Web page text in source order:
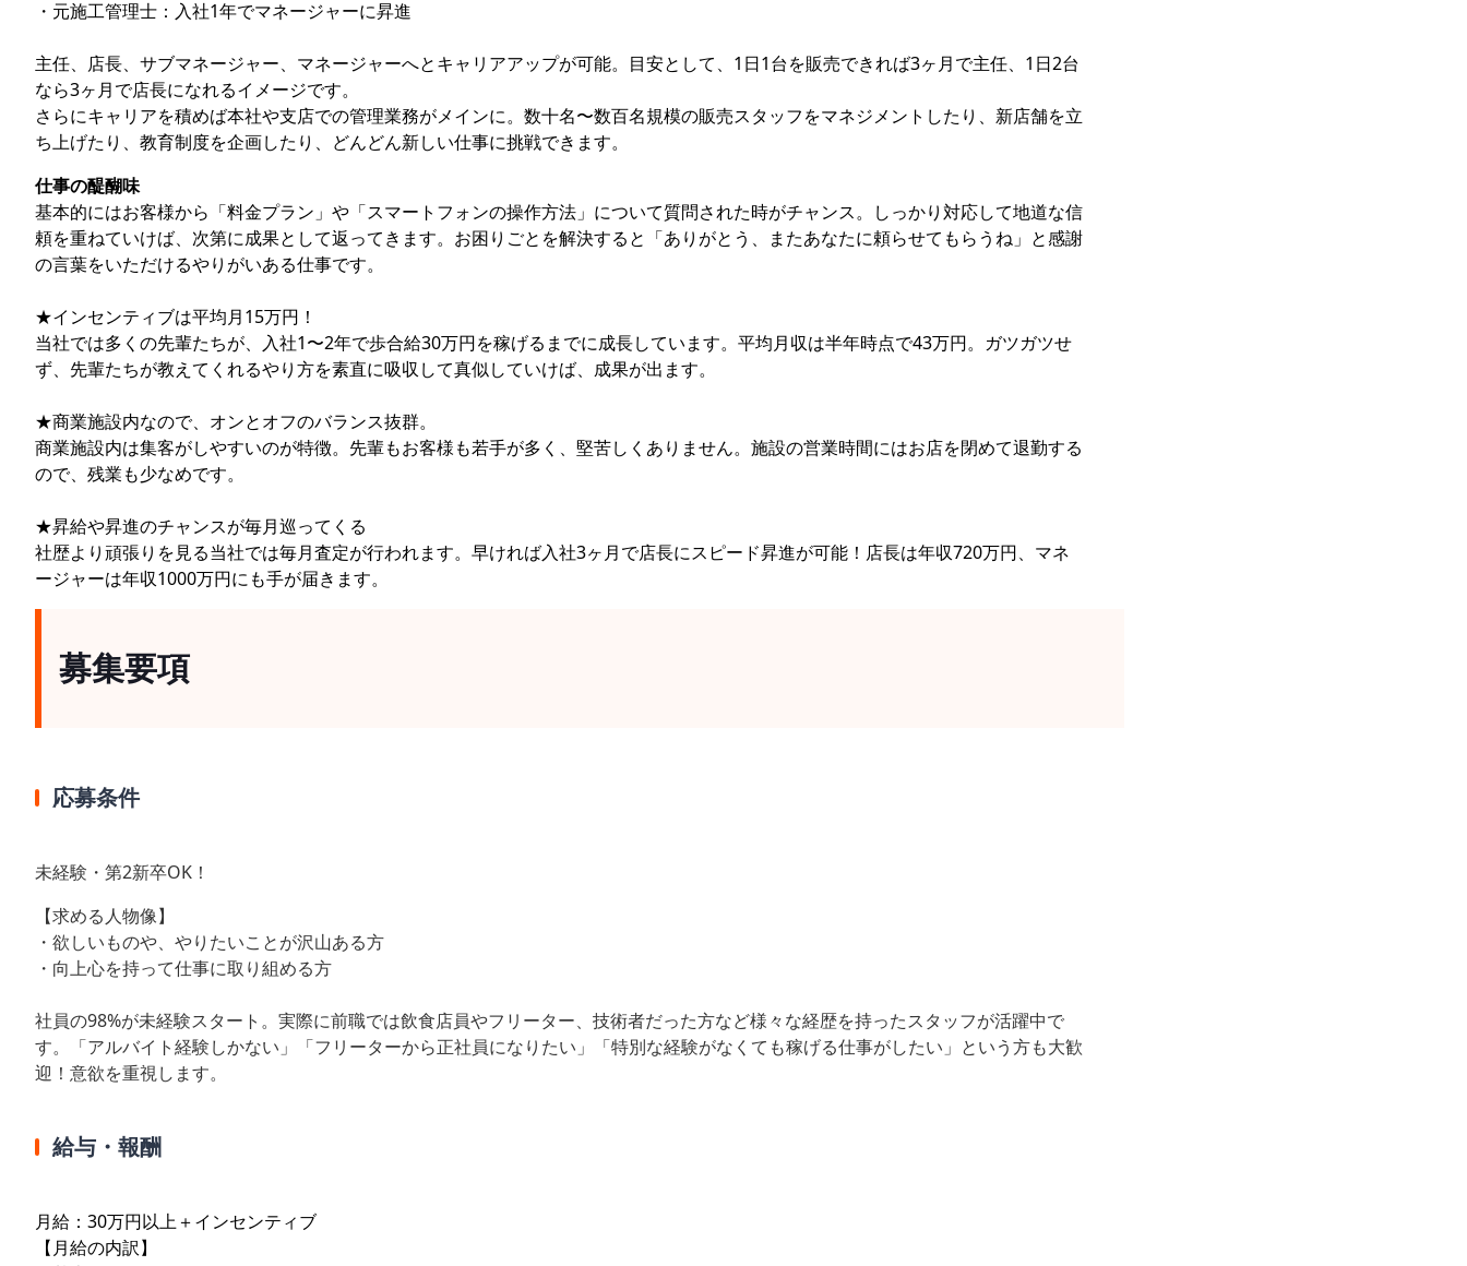
・元施工管理士：入社1年でマネージャーに昇進
主任、店⻑、サブマネージャー、マネージャーへとキャリアアップが可能。目安として、1日1台を販売できれば3ヶ月で主任、1日2台
なら3ヶ月で店⻑になれるイメージです。
さらにキャリアを積めば本社や支店での管理業務がメインに。数十名〜数百名規模の販売スタッフをマネジメントしたり、新店舗を立
ち上げたり、教育制度を企画したり、どんどん新しい仕事に挑戦できます。
仕事の醍醐味
基本的にはお客様から「料金プラン」や「スマートフォンの操作方法」について質問された時がチャンス。しっかり対応して地道な信
頼を重ねていけば、次第に成果として返ってきます。お困りごとを解決すると「ありがとう、またあなたに頼らせてもらうね」と感謝
の言葉をいただけるやりがいある仕事です。
★インセンティブは平均月15万円！
当社では多くの先輩たちが、入社1〜2年で歩合給30万円を稼げるまでに成⻑しています。平均月収は半年時点で43万円。ガツガツせ
ず、先輩たちが教えてくれるやり方を素直に吸収して真似していけば、成果が出ます。
★商業施設内なので、オンとオフのバランス抜群。
商業施設内は集客がしやすいのが特徴。先輩もお客様も若手が多く、堅苦しくありません。施設の営業時間にはお店を閉めて退勤する
ので、残業も少なめです。
★昇給や昇進のチャンスが毎月巡ってくる
社歴より頑張りを見る当社では毎月査定が行われます。早ければ入社3ヶ月で店⻑にスピード昇進が可能！店⻑は年収720万円、マネ
ージャーは年収1000万円にも手が届きます。
募集要項
応募条件
未経験・第2新卒OK！
【求める人物像】
・欲しいものや、やりたいことが沢山ある方
・向上心を持って仕事に取り組める方
社員の98%が未経験スタート。実際に前職では飲食店員やフリーター、技術者だった方など様々な経歴を持ったスタッフが活躍中で
す。「アルバイト経験しかない」「フリーターから正社員になりたい」「特別な経験がなくても稼げる仕事がしたい」という方も大歓
迎！意欲を重視します。
給与・報酬
月給：30万円以上＋インセンティブ
【月給の内訳】